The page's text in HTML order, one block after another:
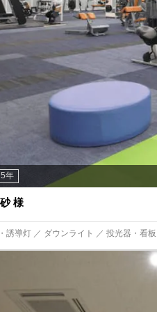
年
様
誘導灯 ／ ダウンライト ／ 投光器・看